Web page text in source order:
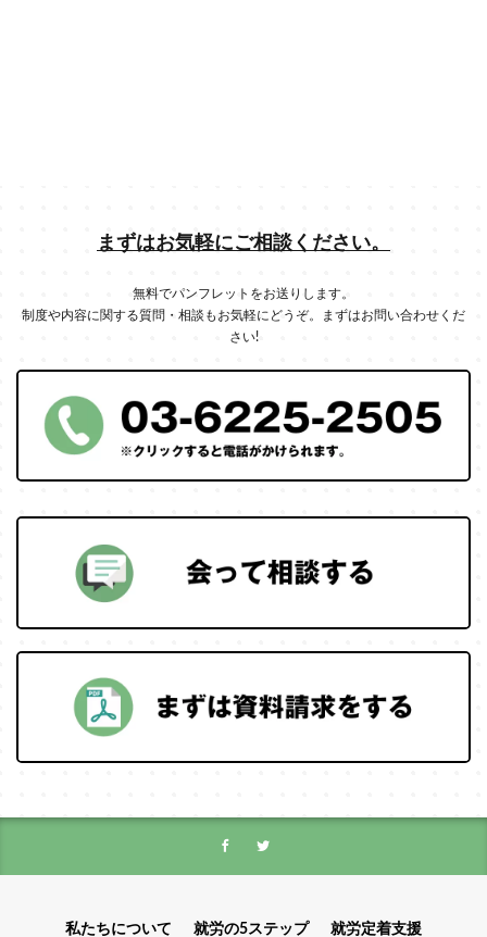
まずはお気軽にご相談ください。
無料でパンフレットをお送りします。
制度や内容に関する質問・相談もお気軽にどうぞ。まずはお問い合わせくだ
さい!
私たちについて 就労の5ステップ 就労定着支援